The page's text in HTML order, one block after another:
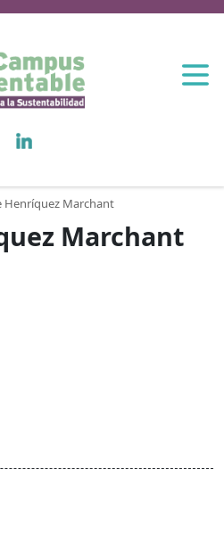
LinkedIn
Henríquez Marchant
Marchant